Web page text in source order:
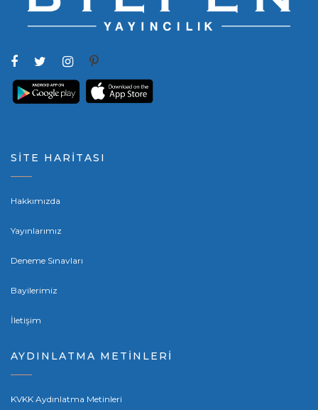
SİTE HARİTASI
Hakkımızda
Yayınlarımız
Deneme Sınavları
Bayilerimiz
İletişim
AYDINLATMA METİNLERİ
KVKK Aydınlatma Metinleri